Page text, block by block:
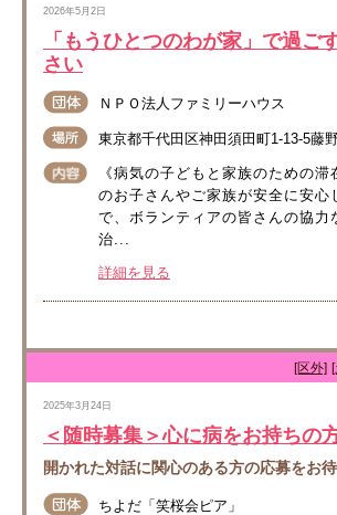
2026年5月2日
「もうひとつのわが家」で過
さい
ＮＰＯ法人ファミリーハウス
東京都千代田区神田須田町1-13-5藤
《病気の子どもと家族のための
のお子さんやご家族が安全に安
で、ボランティアの皆さんの協
治...
詳細を見る
[区外]
2025年3月24日
＜随時募集＞心に病をお持ちの
開かれた対話に関心のある方の応募をお待
ちよだ「笑桜会ピア」